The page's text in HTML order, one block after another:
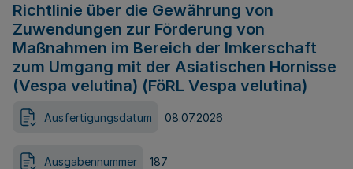
Richtlinie über die Gewährung von
Zuwendungen zur Förderung von
Maßnahmen im Bereich der Imkerschaft
zum Umgang mit der Asiatischen Hornisse
(Vespa velutina) (FöRL Vespa velutina)
Ausfertigungsdatum 08.07.2026
Ausgabennummer 187